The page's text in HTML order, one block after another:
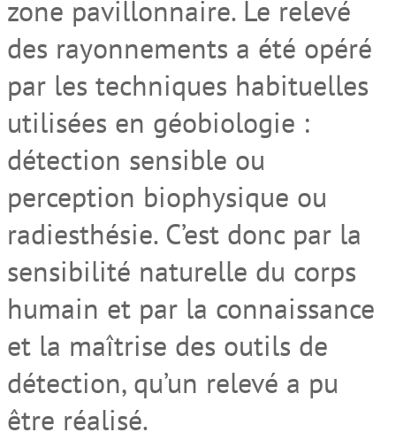
zone pavillonnaire. Le relevé
des rayonnements a été opéré
par les techniques habituelles
utilisées en géobiologie :
détection sensible ou
perception biophysique ou
radiesthésie. C’est donc par la
sensibilité naturelle du corps
humain et par la connaissance
et la maîtrise des outils de
détection, qu’un relevé a pu
être réalisé.